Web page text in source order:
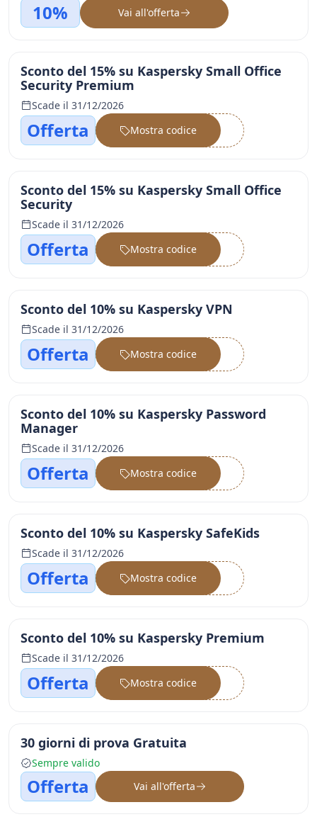
10% Vai all'offerta
Sconto del 15% su Kaspersky Small Office
Security Premium
Scade il 31/12/2026
Offerta ••••••
Mostra codice
Sconto del 15% su Kaspersky Small Office
Security
Scade il 31/12/2026
Offerta ••••••
Mostra codice
Sconto del 10% su Kaspersky VPN
Scade il 31/12/2026
Offerta ••••••
Mostra codice
Sconto del 10% su Kaspersky Password
Manager
Scade il 31/12/2026
Offerta ••••••
Mostra codice
Sconto del 10% su Kaspersky SafeKids
Scade il 31/12/2026
Offerta ••••••
Mostra codice
Sconto del 10% su Kaspersky Premium
Scade il 31/12/2026
Offerta ••••••
Mostra codice
30 giorni di prova Gratuita
Sempre valido
Offerta Vai all'offerta